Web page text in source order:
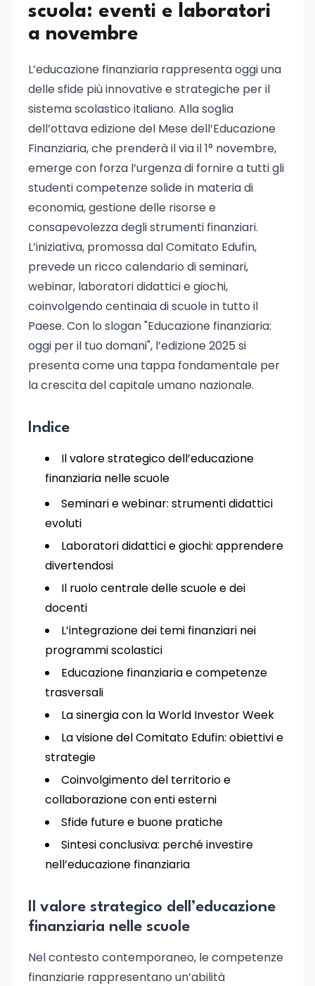
scuola: eventi e laboratori
a novembre
L’educazione finanziaria rappresenta oggi una
delle sfide più innovative e strategiche per il
sistema scolastico italiano. Alla soglia
dell’ottava edizione del Mese dell’Educazione
Finanziaria, che prenderà il via il 1° novembre,
emerge con forza l’urgenza di fornire a tutti gli
studenti competenze solide in materia di
economia, gestione delle risorse e
consapevolezza degli strumenti finanziari.
L’iniziativa, promossa dal Comitato Edufin,
prevede un ricco calendario di seminari,
webinar, laboratori didattici e giochi,
coinvolgendo centinaia di scuole in tutto il
Paese. Con lo slogan "Educazione finanziaria:
oggi per il tuo domani", l’edizione 2025 si
presenta come una tappa fondamentale per
la crescita del capitale umano nazionale.
Indice
Il valore strategico dell’educazione
finanziaria nelle scuole
Seminari e webinar: strumenti didattici
evoluti
Laboratori didattici e giochi: apprendere
divertendosi
Il ruolo centrale delle scuole e dei
docenti
L’integrazione dei temi finanziari nei
programmi scolastici
Educazione finanziaria e competenze
trasversali
La sinergia con la World Investor Week
La visione del Comitato Edufin: obiettivi e
strategie
Coinvolgimento del territorio e
collaborazione con enti esterni
Sfide future e buone pratiche
Sintesi conclusiva: perché investire
nell’educazione finanziaria
Il valore strategico dell’educazione
finanziaria nelle scuole
Nel contesto contemporaneo, le competenze
finanziarie rappresentano un’abilità